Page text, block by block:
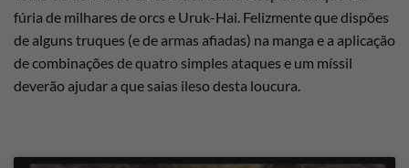
fúria de milhares de orcs e Uruk-Hai. Felizmente que dispões
de alguns truques (e de armas afiadas) na manga e a aplicação
de combinações de quatro simples ataques e um míssil
deverão ajudar a que saias ileso desta loucura.